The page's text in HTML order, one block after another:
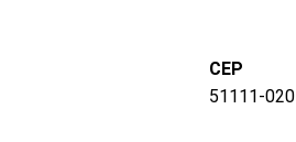
CEP
51111-020